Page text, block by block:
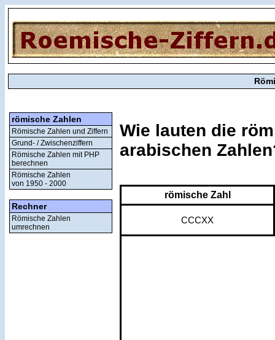
römische Zahlen
Römische Zahlen und Ziffern
Grund- / Zwischenziffern
Römische Zahlen mit PHP
berechnen
Römische Zahlen
von 1950 - 2000
Rechner
Römische Zahlen
umrechnen
Wie lauten die
arabischen
römische Zahl
CCCXX